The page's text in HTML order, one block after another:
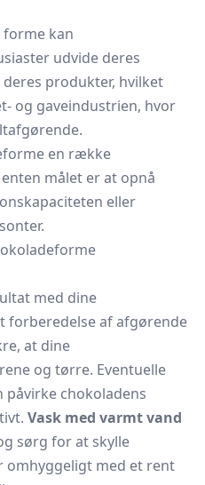
forme kan
udvide deres
produkter, hvilket
og gaveindustrien, hvor
en række
målet er at opnå
eller
med dine
forberedelse af afgørende
at dine
og tørre. Eventuelle
chokoladens
Vask med varmt vand
sørg for at skylle
omhyggeligt med et rent